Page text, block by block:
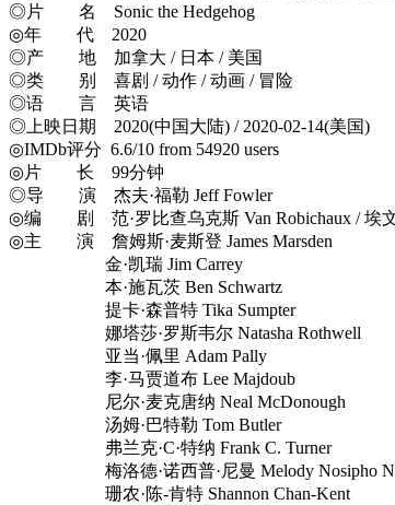
◎片 名 Sonic the Hedgehog
◎年 代 2020
◎产 地 加拿大 / 日本 / 美国
◎类 别 喜剧 / 动作 / 动画 / 冒险
◎语 言 英语
◎上映日期 2020(中国大陆) / 2020-02-14(美国)
◎IMDb评分 6.6/10 from 54920 users
◎片 长 99分钟
◎导 演 杰夫·福勒 Jeff Fowler
◎编 剧 范·罗比查乌克斯 Van Robichaux / 埃文·萨
◎主 演 詹姆斯·麦斯登 James Marsden
金·凯瑞 Jim Carrey
本·施瓦茨 Ben Schwartz
提卡·森普特 Tika Sumpter
娜塔莎·罗斯韦尔 Natasha Rothwell
亚当·佩里 Adam Pally
李·马贾道布 Lee Majdoub
尼尔·麦克唐纳 Neal McDonough
汤姆·巴特勒 Tom Butler
弗兰克·C·特纳 Frank C. Turner
梅洛德·诺西普·尼曼 Melody Nosipho
珊农·陈-肯特 Shannon Chan-Kent